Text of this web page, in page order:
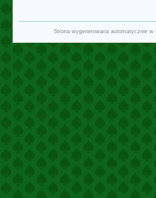
Strona wygenerowana automatycznie w